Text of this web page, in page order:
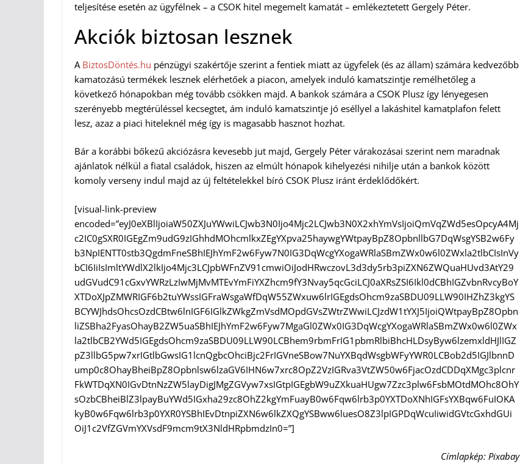
teljesítése esetén az ügyfélnek – a CSOK hitel megemelt kamatát – emlékeztetett Gergely Péter.
Akciók biztosan lesznek
A BiztosDöntés.hu pénzügyi szakértője szerint a fentiek miatt az ügyfelek (és az állam) számára kedvezőbb
kamatozású termékek lesznek elérhetőek a piacon, amelyek induló kamatszintje remélhetőleg a
következő hónapokban még tovább csökken majd. A bankok számára a CSOK Plusz így lényegesen
szerényebb megtérüléssel kecsegtet, ám induló kamatszintje jó eséllyel a lakáshitel kamatplafon felett
lesz, azaz a piaci hiteleknél még így is magasabb hasznot hozhat.
Bár a korábbi bőkezű akciózásra kevesebb jut majd, Gergely Péter várakozásai szerint nem maradnak
ajánlatok nélkül a fiatal családok, hiszen az elmúlt hónapok kihelyezési nihilje után a bankok között
komoly verseny indul majd az új feltételekkel bíró CSOK Plusz iránt érdeklődőkért.
[visual-link-preview
encoded=”eyJ0eXBlIjoiaW50ZXJuYWwiLCJwb3N0Ijo4Mjc2LCJwb3N0X2xhYmVsIjoiQmVqZWd5esOpcyA4Mj
c2IC0gSXR0IGEgZm9udG9zIGhhdMOhcmlkxZEgYXpva25haywgYWtpayBpZ8OpbnllbG7DqWsgYSB2w6Fy
b3NpIENTT0stb3QgdmFneSBhIEJhYmF2w6Fyw7N0IG3DqWcgYXogaWRlaSBmZWx0w6l0ZWxla2tlbCIsInVy
bCI6IiIsImltYWdlX2lkIjo4Mjc3LCJpbWFnZV91cmwiOiJodHRwczovL3d3dy5rb3piZXN6ZWQuaHUvd3AtY29
udGVudC91cGxvYWRzLzIwMjMvMTEvYmFiYXZhcm9fY3Nvay5qcGciLCJ0aXRsZSI6Ikl0dCBhIGZvbnRvcyBoY
XTDoXJpZMWRIGF6b2tuYWssIGFraWsgaWfDqW55ZWxuw6lrIGEgdsOhcm9zaSBDU09LLW90IHZhZ3kgYS
BCYWJhdsOhcsOzdCBtw6lnIGF6IGlkZWkgZmVsdMOpdGVsZWtrZWwiLCJzdW1tYXJ5IjoiQWtpayBpZ8Opbn
liZSBha2FyasOhayB2ZW5uaSBhIEJhYmF2w6Fyw7MgaGl0ZWx0IG3DqWcgYXogaWRlaSBmZWx0w6l0ZWx
la2tlbCB2YWd5IGEgdsOhcm9zaSBDU09LLW90LCBhem9rbmFrIG1pbmRlbiBhcHLDsyByw6lzemxldHJlIGZ
pZ3llbG5pw7xrIGtlbGwsIG1lcnQgbcOhciBjc2FrIGVneSBow7NuYXBqdWsgbWFyYWR0LCBob2d5IGJlbnnD
ump0c8OhayBheiBpZ8Opbnlsw6lzaGV6IHN6w7xrc8OpZ2VzIGRva3VtZW50w6FjacOzdCDDqXMgc3plcnr
FkWTDqXN0IGvDtnNzZW5layDigJMgZGVyw7xsIGtpIGEgbW9uZXkuaHUgw7Zzc3plw6FsbMOtdMOhc8OhY
sOzbCBheiBlZ3lpayBuYWd5IGxha29zc8OhZ2kgYmFuayB0w6Fqw6lrb3p0YXTDoXNhIGFsYXBqw6FuIOKA
kyB0w6Fqw6lrb3p0YXR0YSBhIEvDtnpiZXN6w6lkZXQgYSBww6luesO8Z3lpIGPDqWcuIiwidGVtcGxhdGUi
OiJ1c2VfZGVmYXVsdF9mcm9tX3NldHRpbmdzIn0=”]
Címlapkép: Pixabay